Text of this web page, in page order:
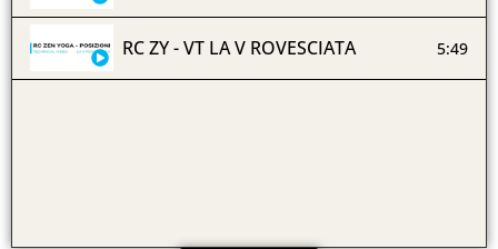
RC ZY - VT LA V ROVESCIATA 5:49